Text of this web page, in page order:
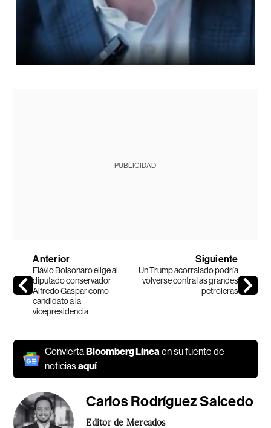
PUBLICIDAD
Anterior
Flávio Bolsonaro elige al
diputado conservador
Alfredo Gaspar como
candidato a la
vicepresidencia
Siguiente
Un Trump acorralado podría
volverse contra las grandes
petroleras
Convierta Bloomberg Líneaen su fuente de
noticiasaquí
Carlos Rodríguez Salcedo
Editor de Mercados